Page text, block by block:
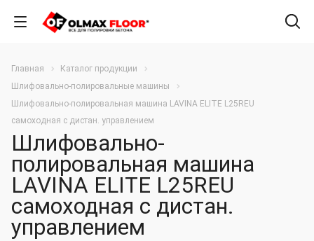
Главная
Каталог продукции
Шлифовально-полировальные машины
Шлифовально-полировальная машина LAVINA ELITE L25REU
самоходная с дистан. управлением
Шлифовально-
полировальная машина
LAVINA ELITE L25REU
самоходная с дистан.
управлением